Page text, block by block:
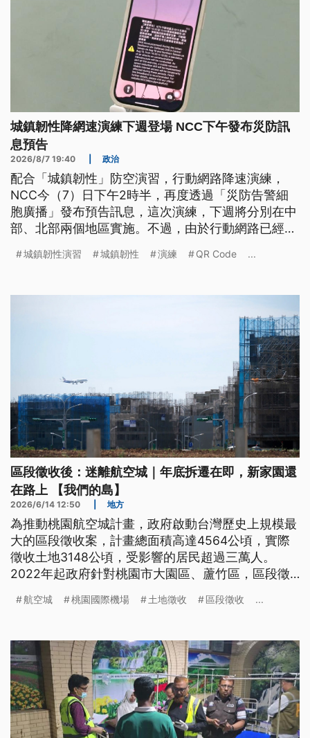
城鎮韌性降網速演練下週登場 NCC下午發布災防訊
息預告
2026/8/7 19:40 政治
配合「城鎮韌性」防空演習，行動網路降速演練，
NCC今（7）日下午2時半，再度透過「災防告警細
胞廣播」發布預告訊息，這次演練，下週將分別在中
部、北部兩個地區實施。不過，由於行動網路已經成
台鐵車票、行動支付、線上轉帳等，恐怕都會有影
行交易等。
城鎮韌性演習 城鎮韌性 演練 QR Code ...
區段徵收後：迷離航空城｜年底拆遷在即，新家園還
在路上 【我們的島】
2026/6/14 12:50 地方
為推動桃園航空城計畫，政府啟動台灣歷史上規模最
大的區段徵收案，計畫總面積高達4564公頃，實際
徵收土地3148公頃，受影響的居民超過三萬人。
2022年起政府針對桃園市大園區、蘆竹區，區段徵
民們陸續搬離家園。
航空城 桃園國際機場 土地徵收 區段徵收 ...